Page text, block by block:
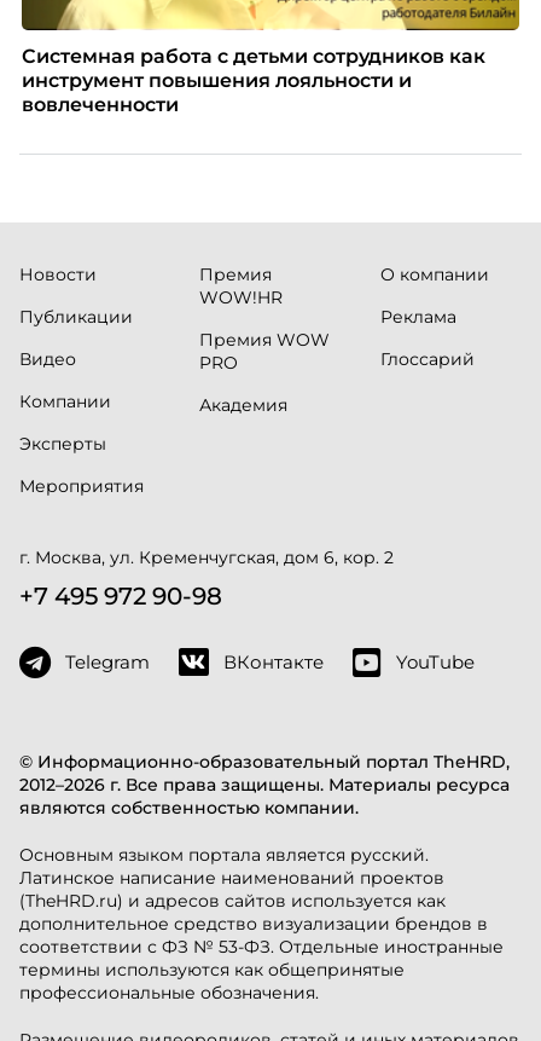
Системная работа с детьми сотрудников как
инструмент повышения лояльности и
вовлеченности
© Информационно-образовательный портал TheHRD,
2012–2026 г. Все права защищены. Материалы ресурса
являются собственностью компании.
Основным языком портала является русский.
Латинское написание наименований проектов
(TheHRD.ru) и адресов сайтов используется как
дополнительное средство визуализации брендов в
соответствии с ФЗ № 53-ФЗ. Отдельные иностранные
термины используются как общепринятые
профессиональные обозначения.
Новости
Публикации
Видео
Компании
Эксперты
Мероприятия
Премия
WOW!HR
Премия WOW
PRO
Академия
О компании
Реклама
Глоссарий
г. Москва, ул. Кременчугская, дом 6, кор. 2
+7 495 972 90-98
Telegram ВКонтакте YouTube